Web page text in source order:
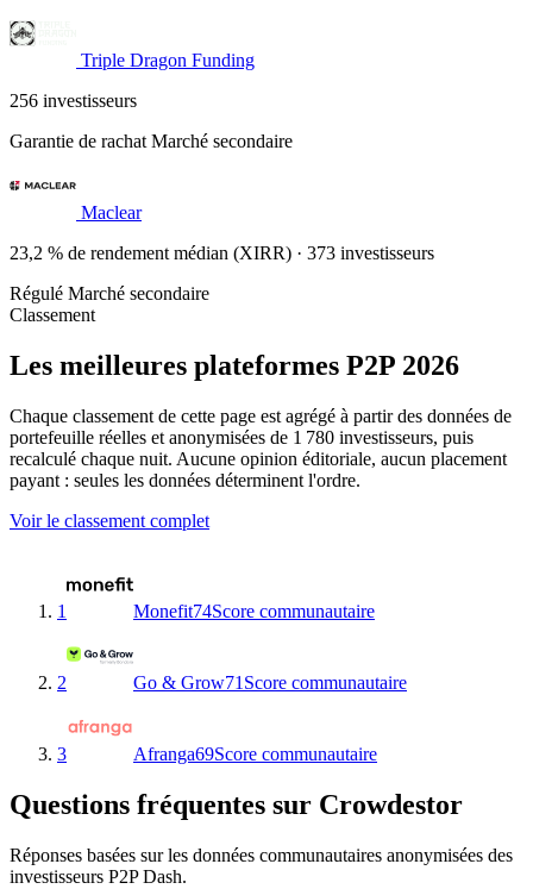
Triple Dragon Funding
256 investisseurs
Garantie de rachat Marché secondaire
Maclear
23,2 % de rendement médian (XIRR) · 373 investisseurs
Régulé Marché secondaire
Classement
Les meilleures plateformes P2P 2026
Chaque classement de cette page est agrégé à partir des données de
portefeuille réelles et anonymisées de 1 780 investisseurs, puis
recalculé chaque nuit. Aucune opinion éditoriale, aucun placement
payant : seules les données déterminent l'ordre.
Voir le classement complet
1 Monefit74Score communautaire
2 Go & Grow71 Score communautaire
3 Afranga69Score communautaire
Questions fréquentes sur Crowdestor
Réponses basées sur les données communautaires anonymisées des
investisseurs P2P Dash.